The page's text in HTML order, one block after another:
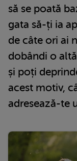
să se poată
gata să-ți ia
de câte ori ai
dobândi o
și poți
acest motiv,
adresează-te